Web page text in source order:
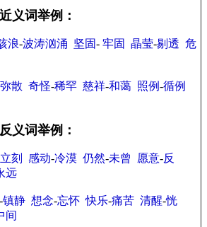
义词举例：
浪-波涛汹涌 坚固- 牢固 晶莹-剔透 危
弥散 奇怪-稀罕 慈祥-和蔼 照例-循例
义词举例：
立刻 感动-冷漠 仍然-未曾 愿意-反
远
-镇静 想念-忘怀 快乐-痛苦 清醒-恍
间